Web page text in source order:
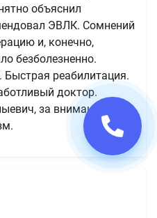
объяснил
ЭВЛК. Сомнений
и, конечно,
безболезненно.
реабилитация.
доктор.
за внимание,